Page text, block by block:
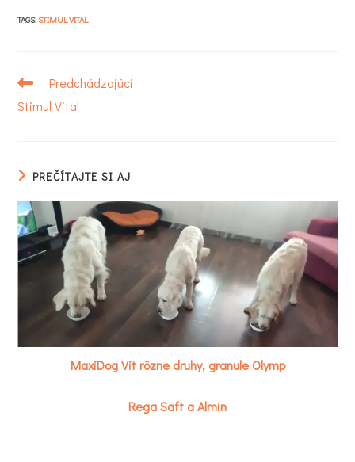
TAGS:STIMUL VITAL
Read
articles
Predchádzajúci
Stimul Vital
PREČÍTAJTE SI AJ
MaxiDog Vit rôzne druhy, granule Olymp
Rega Saft a Almin